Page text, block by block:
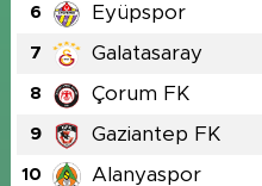
6 Eyüpspor
7 Galatasaray
8 Çorum FK
9 Gaziantep FK
10 Alanyaspor